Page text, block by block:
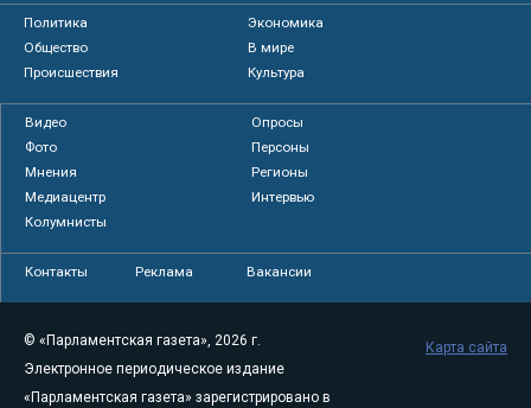
Политика
Экономика
Общество
В мире
Происшествия
Культура
Видео
Опросы
Фото
Персоны
Мнения
Регионы
Медиацентр
Интервью
Колумнисты
Контакты Реклама Вакансии
© «Парламентская газета», 2026 г.
Электронное периодическое издание
«Парламентская газета» зарегистрировано в
Карта сайта